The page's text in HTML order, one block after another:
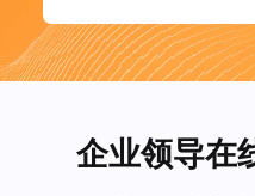
企业领导在